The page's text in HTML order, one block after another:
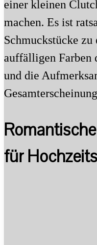
einer kleinen
machen. Es ist
Schmuckstücke zu
auffälligen Farben
und die
für